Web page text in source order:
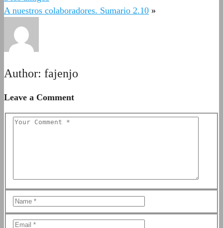
A nuestros colaboradores. Sumario 2.10 »
Author: fajenjo
Leave a Comment